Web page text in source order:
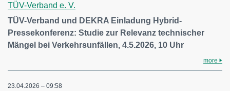
TÜV-Verband e. V.
TÜV-Verband und DEKRA Einladung Hybrid-
Pressekonferenz: Studie zur Relevanz technischer
Mängel bei Verkehrsunfällen, 4.5.2026, 10 Uhr
more
23.04.2026 – 09:58